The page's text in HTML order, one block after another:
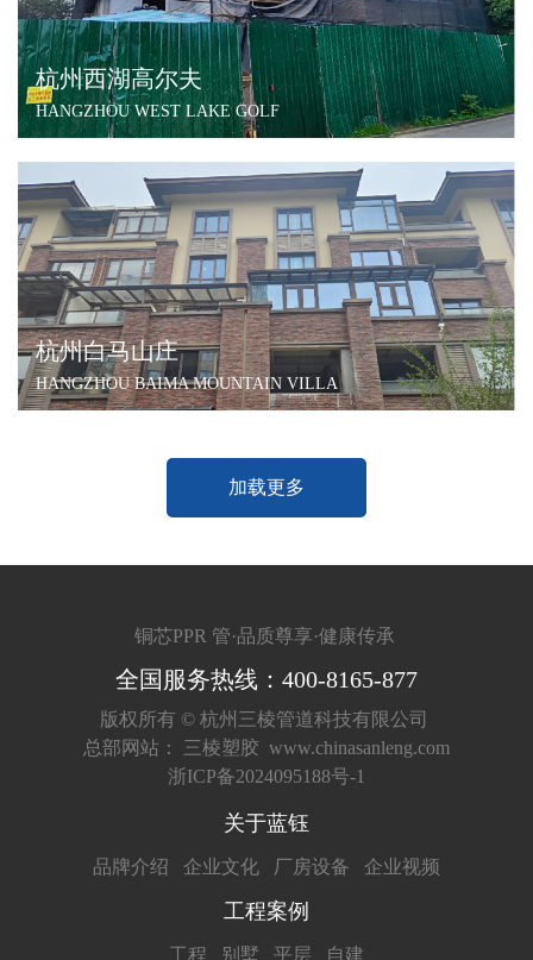
杭州西湖高尔夫
HANGZHOU WEST LAKE GOLF
杭州白马山庄
HANGZHOU BAIMA MOUNTAIN VILLA
加载更多
铜芯PPR 管·品质尊享·健康传承
全国服务热线：400-8165-877
版权所有 © 杭州三棱管道科技有限公司
总部网站： 三棱塑胶 www.chinasanleng.com
浙ICP备2024095188号-1
关于蓝钰
品牌介绍 企业文化 厂房设备 企业视频
工程案例
工程 别墅 平层 自建